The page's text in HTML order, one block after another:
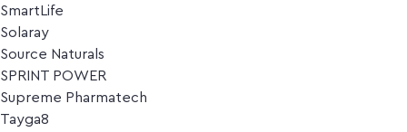
SmartLife
Solaray
Source Naturals
SPRINT POWER
Supreme Pharmatech
Tayga8